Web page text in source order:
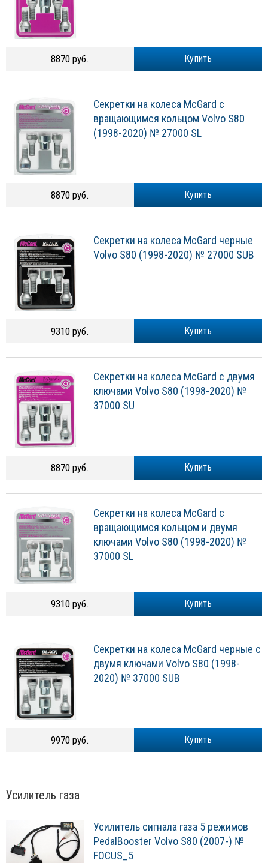
Купить
8870 руб.
Секретки на колеса McGard с
вращающимся кольцом Volvo S80
(1998-2020) № 27000 SL
Купить
8870 руб.
Секретки на колеса McGard черные
Volvo S80 (1998-2020) № 27000 SUB
Купить
9310 руб.
Секретки на колеса McGard с двумя
ключами Volvo S80 (1998-2020) №
37000 SU
Купить
8870 руб.
Секретки на колеса McGard с
вращающимся кольцом и двумя
ключами Volvo S80 (1998-2020) №
37000 SL
Купить
9310 руб.
Секретки на колеса McGard черные с
двумя ключами Volvo S80 (1998-
2020) № 37000 SUB
Купить
9970 руб.
Усилитель газа
Усилитель сигнала газа 5 режимов
PedalBooster Volvo S80 (2007-) №
FOCUS_5